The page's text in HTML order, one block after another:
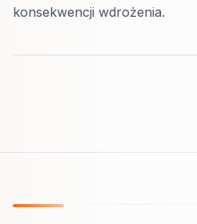
konsekwencji wdrożenia.